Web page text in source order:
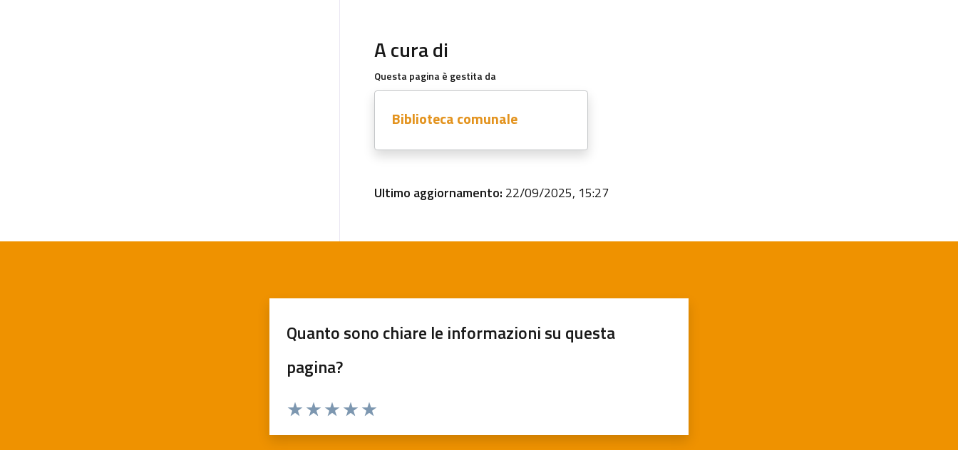
A cura di
Questa pagina è gestita da
Biblioteca comunale
Ultimo aggiornamento: 22/09/2025, 15:27
Quanto sono chiare le informazioni su questa
pagina?